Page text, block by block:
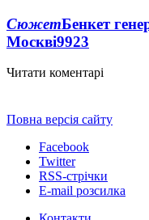
СюжетБенкет
Москві9923
Читати коментарі
Повна версія сайту
Facebook
Twitter
RSS-стрічки
E-mail розсилка